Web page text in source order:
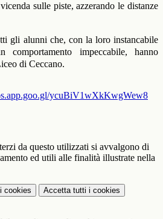
sulle piste, azzerando le distanze
gli alunni che, con la loro instancabile
impeccabile, hanno
di Ceccano.
ycuBiV1wXkKwgWew8
da questo utilizzati si avvalgono di
ed utili alle finalità illustrate nella
i cookies Accetta tutti i cookies